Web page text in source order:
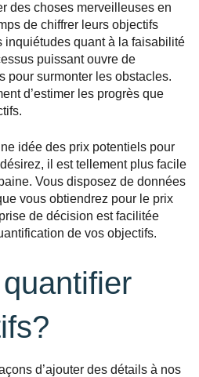
des choses merveilleuses en
de chiffrer leurs objectifs
inquiétudes quant à la faisabilité
puissant ouvre de
pour surmonter les obstacles.
d’estimer les progrès que
idée des prix potentiels pour
il est tellement plus facile
Vous disposez de données
vous obtiendrez pour le prix
de décision est facilitée
de vos objectifs.
d’ajouter des détails à nos